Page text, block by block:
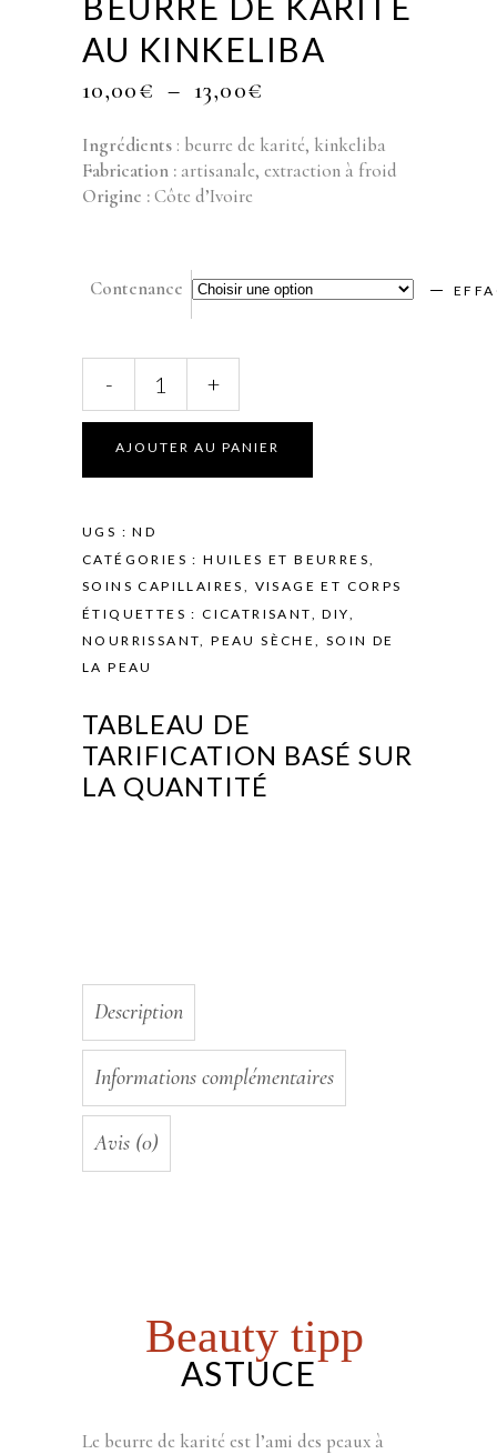
AU KINKELIBA
10,00€ – 13,00€
PRIX :
10,00€
À
Ingrédients : beurre de karité, kinkeliba
Fabrication : artisanale, extraction à froid
Origine :Côte d’Ivoire
Contenance
KARITE
- +
UGS :ND
CATÉGORIES :HUILES ET BEURRES,
SOINS CAPILLAIRES , VISAGE ET CORPS
ÉTIQUETTES :CICATRISANT,DIY,
NOURRISSANT,PEAU SÈCHE,SOIN DE
LA PEAU
TABLEAU DE
TARIFICATION BASÉ SUR
LA QUANTITÉ
Description
Informations complémentaires
Avis (0)
Beauty tipp
ASTUCE
Le beurre de karité est l’ami des peaux à